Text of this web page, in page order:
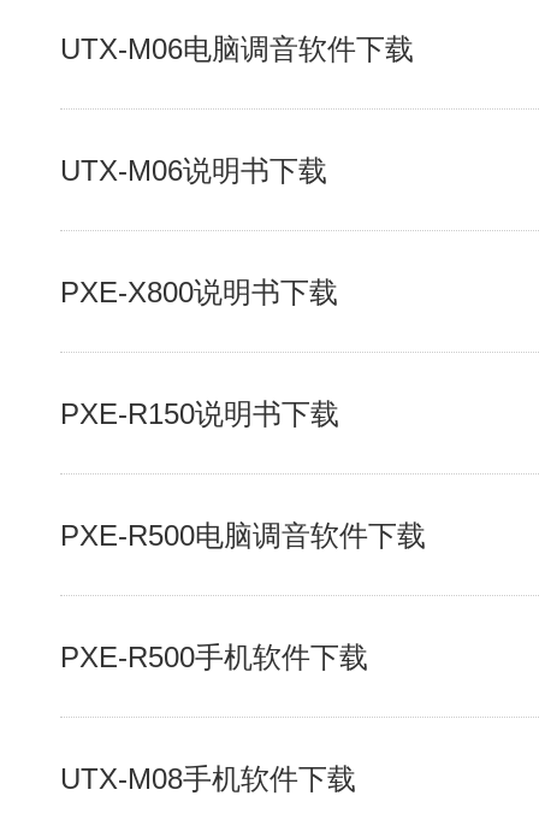
UTX-M06电脑调音软件下载
UTX-M06说明书下载
PXE-X800说明书下载
PXE-R150说明书下载
PXE-R500电脑调音软件下载
PXE-R500手机软件下载
UTX-M08手机软件下载